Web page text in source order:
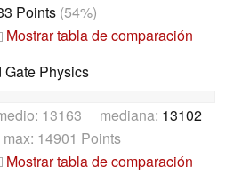
Points (54%)
Mostrar tabla de comparación
Gate Physics
13163 mediana: 13102
14901 Points
Mostrar tabla de comparación